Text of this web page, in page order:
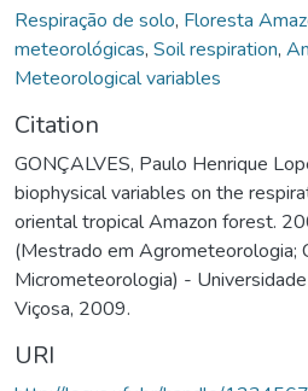
Respiração de solo, Floresta
meteorológicas, Soil respiration,
Meteorological variables
Citation
GONÇALVES, Paulo Henrique
biophysical variables on the
oriental tropical Amazon forest.
(Mestrado em Agrometeorologia;
Micrometeorologia) -
Viçosa, 2009.
URI